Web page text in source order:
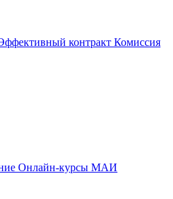
контракт Комиссия
Онлайн-курсы МАИ